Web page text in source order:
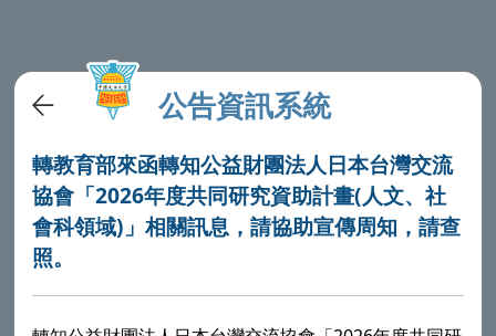
公告資訊系統
轉教育部來函轉知公益財團法人日本台灣交流
協會「2026年度共同研究資助計畫(人文、社
會科領域)」相關訊息，請協助宣傳周知，請查
照。